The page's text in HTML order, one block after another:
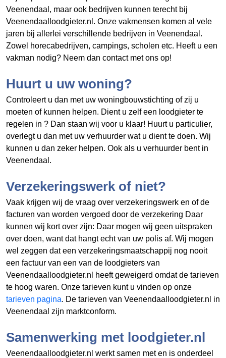
Veenendaal, maar ook bedrijven kunnen terecht bij
Veenendaalloodgieter.nl. Onze vakmensen komen al vele
jaren bij allerlei verschillende bedrijven in Veenendaal.
Zowel horecabedrijven, campings, scholen etc. Heeft u een
vakman nodig? Neem dan contact met ons op!
Huurt u uw woning?
Controleert u dan met uw woningbouwstichting of zij u
moeten of kunnen helpen. Dient u zelf een loodgieter te
regelen in ? Dan staan wij voor u klaar! Huurt u particulier,
overlegt u dan met uw verhuurder wat u dient te doen. Wij
kunnen u dan zeker helpen. Ook als u verhuurder bent in
Veenendaal.
Verzekeringswerk of niet?
Vaak krijgen wij de vraag over verzekeringswerk en of de
facturen van worden vergoed door de verzekering Daar
kunnen wij kort over zijn: Daar mogen wij geen uitspraken
over doen, want dat hangt echt van uw polis af. Wij mogen
wel zeggen dat een verzekeringsmaatschappij nog nooit
een factuur van een van de loodgieters van
Veenendaalloodgieter.nl heeft geweigerd omdat de tarieven
te hoog waren. Onze tarieven kunt u vinden op onze
tarieven pagina. De tarieven van Veenendaalloodgieter.nl in
Veenendaal zijn marktconform.
Samenwerking met loodgieter.nl
Veenendaalloodgieter.nl werkt samen met en is onderdeel